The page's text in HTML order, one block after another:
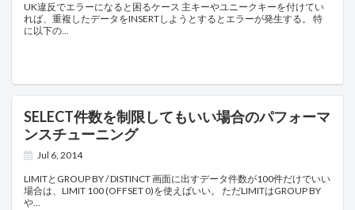
UK違反でエラーになると困るケース 主キーやユニークキーを付けてい
れば、重複したデータをINSERTしようとするとエラーが発生する。 特
に以下の
SELECT件数を制限してもいい場合のパフォーマ
ンスチューニング
Jul 6, 2014
LIMITとGROUP BY / DISTINCT 画面に出すデータ件数が100件だけでいい
場合は、LIMIT 100 (OFFSET 0)を使えばいい。 ただLIMITはGROUP BY
や